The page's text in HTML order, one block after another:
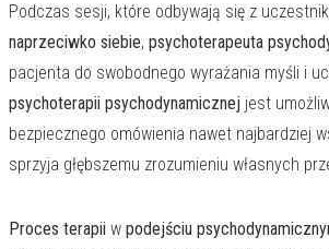
Podczas sesji, które odbywają się z
naprzeciwko siebie, psychoterapeuta
pacjenta do swobodnego wyrażania myśli i
psychoterapii psychodynamicznej jest
bezpiecznego omówienia nawet najbardziej
sprzyja głębszemu zrozumieniu własnych
Proces terapii w podejściu